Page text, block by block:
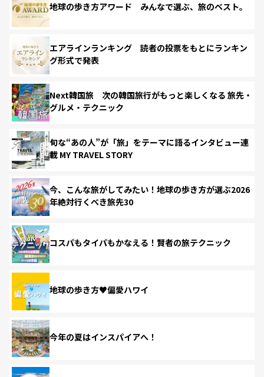
地球の歩き方アワード みんなで選ぶ、旅のベスト。
エアラインランキング 読者の投票をもとにランキン
グ形式で発表
Next韓国旅 次の韓国旅行がもっと楽しくなる 旅先・
グルメ・テクニック
旬な“あの人”が「旅」をテーマに語るインタビュー連
載 MY TRAVEL STORY
今、こんな旅がしてみたい！地球の歩き方が選ぶ2026
年絶対行くべき旅先30
コスパもタイパもかなえる！賢者の旅テクニック
地球の歩き方♥偏愛ハワイ
今年の夏はインスパイアへ！